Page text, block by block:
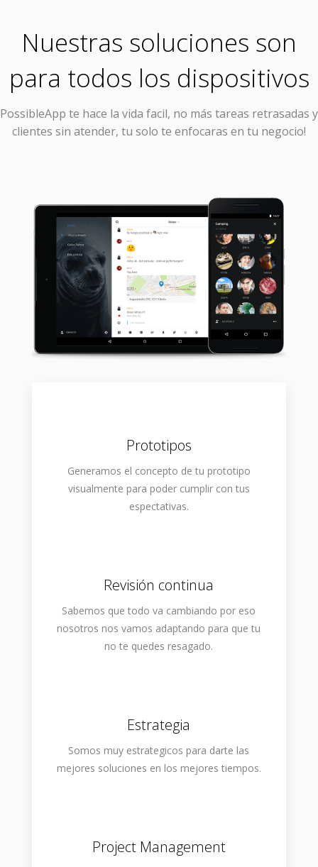
Nuestras soluciones son
para todos los dispositivos
PossibleApp te hace la vida facil, no más tareas retrasadas y
clientes sin atender, tu solo te enfocaras en tu negocio!
Prototipos
Generamos el concepto de tu prototipo
visualmente para poder cumplir con tus
espectativas.
Revisión continua
Sabemos que todo va cambiando por eso
nosotros nos vamos adaptando para que tu
no te quedes resagado.
Estrategia
Somos muy estrategicos para darte las
mejores soluciones en los mejores tiempos.
Project Management